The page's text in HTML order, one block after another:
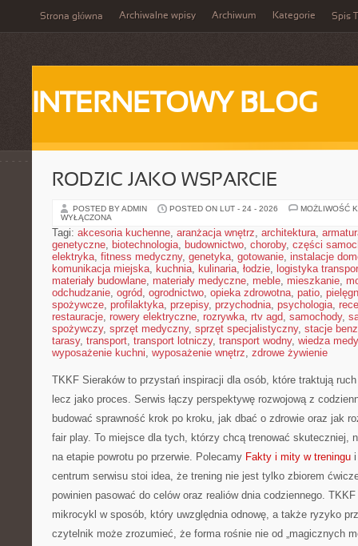
Strona główna Archiwalne wpisy Archiwum Kategorie Spis
INTERNETOWY BLOG
RODZIC JAKO WSPARCIE
POSTED BY ADMIN POSTED ON LUT - 24 - 2026
MOŻLIWOŚĆ
WYŁĄCZONA
Tagi: akcesoria kuchenne, aranżacja wnętrz, architektura,
genetyczne, biotechnologia, budownictwo, choroby, części
elektryka, fitness medyczny, genetyka, gotowanie, instalacje
komunikacja miejska, kuchnia, kulinaria, łodzie, logistyka
materiały budowlane, materiały medyczne, meble, mieszkanie,
odchudzanie, ogród, ogrodnictwo, opieka zdrowotna, patio,
spożywcze, profilaktyka, przepisy, przychodnia, psychologia,
restauracje, rowery elektryczne, rozrywka, rtv agd, samochody,
spożywczy, sprzęt medyczny, sprzęt specjalistyczny, stacje
tarasy, transport, transport lotniczy, transport wodny, wiedza
wyposażenie kuchni, wyposażenie wnętrz, zdrowe żywienie
TKKF Sieraków to przystań inspiracji dla osób, które traktują
lecz jako proces. Serwis łączy perspektywę rozwojową z
budować sprawność krok po kroku, jak dbać o zdrowie oraz jak
fair play. To miejsce dla tych, którzy chcą trenować skuteczniej,
na etapie powrotu po przerwie. Polecamy Fakty i mity w treningu
centrum serwisu stoi idea, że trening nie jest tylko zbiorem
powinien pasować do celów oraz realiów dnia codziennego.
mikrocykl w sposób, który uwzględnia odnowę, a także ryzyko
czytelnik może zrozumieć, że forma rośnie nie od „magicznych